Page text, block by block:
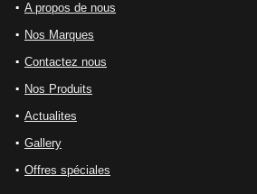
A propos de nous
Nos Marques
Contactez nous
Nos Produits
Actualites
Gallery
Offres spéciales